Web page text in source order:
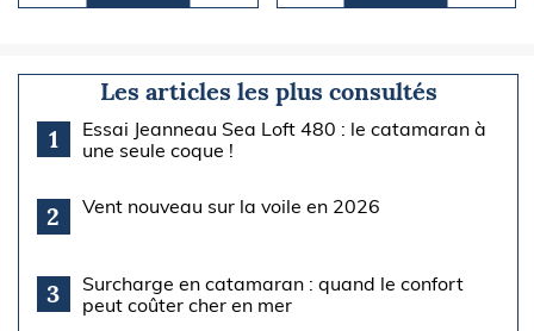
Les articles les plus consultés
1
Essai Jeanneau Sea Loft 480 : le catamaran à
une seule coque !
2 Vent nouveau sur la voile en 2026
3
Surcharge en catamaran : quand le confort
peut coûter cher en mer